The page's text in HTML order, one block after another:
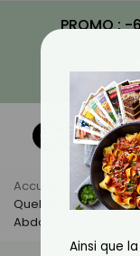
PROMO :
Accueil Actus
Quel Sport Est Le
Abdominale ?
Ainsi que